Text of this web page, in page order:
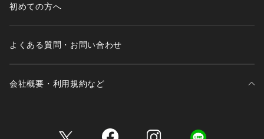
初めての方へ
よくある質問・お問い合わせ
会社概要・利用規約など